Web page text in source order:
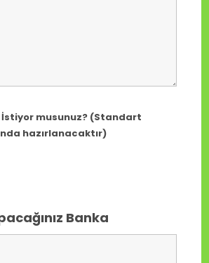
musunuz? (Standart
hazırlanacaktır)
Banka